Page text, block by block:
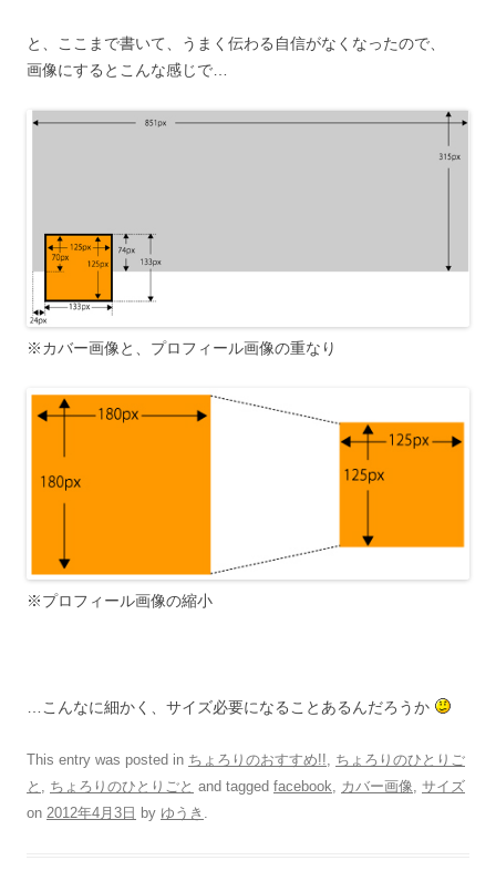
と、ここまで書いて、うまく伝わる自信がなくなったので、
画像にするとこんな感じで…
※カバー画像と、プロフィール画像の重なり
※プロフィール画像の縮小
…こんなに細かく、サイズ必要になることあるんだろうか
This entry was posted in ちょろりのおすすめ!!
ちょろりのひとりご
と
ちょろりのひとりごと and tagged facebook カバー画像 サイズ
on 2012年4月3日 by ゆうき